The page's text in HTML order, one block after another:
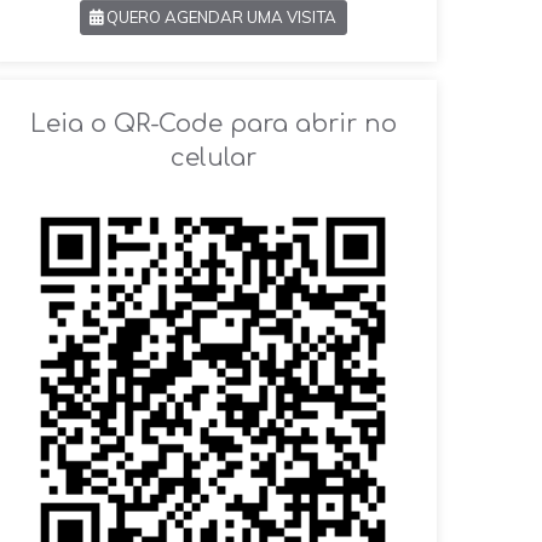
QUERO AGENDAR UMA VISITA
VOLTAR
Leia o QR-Code para abrir no
celular